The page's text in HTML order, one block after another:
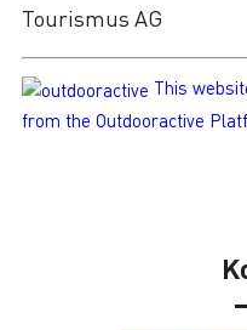
Tourismus AG
This
from the Outdooractive